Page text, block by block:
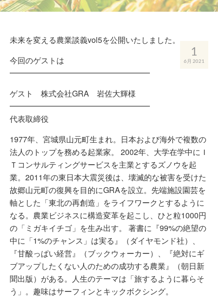
1
6月 2021
未来を変える農業談義vol5を公開いたしました。
今回のゲストは
━━━━━━━━━━━━━━━━━━
ゲスト 株式会社GRA 岩佐大輝様
━━━━━━━━━━━━━━━━━━
代表取締役
1977年、宮城県山元町生まれ。日本および海外で複数の
法人のトップを務める起業家。 2002年、大学在学中にＩ
Ｔコンサルティングサービスを主業とするズノウを起
業。2011年の東日本大震災後は、壊滅的な被害を受けた
故郷山元町の復興を目的にGRAを設立。先端施設園芸を
軸とした「東北の再創造」をライフワークとするように
なる。農業ビジネスに構造変革を起こし、ひと粒1000円
の「ミガキイチゴ」を生み出す。 著書に『99%の絶望の
中に「1%のチャンス」は実る』（ダイヤモンド社）、
『甘酸っぱい経営』（ブックウォーカー）、『絶対にギ
ブアップしたくない人のための成功する農業』（朝日新
聞出版）がある。人生のテーマは「旅するように暮らそ
う」。趣味はサーフィンとキックボクシング。